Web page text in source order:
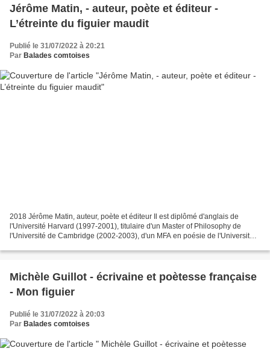
Jérôme Matin, - auteur, poète et éditeur -
L’étreinte du figuier maudit
Publié le 31/07/2022 à 20:21
Par Balades comtoises
2018 Jérôme Matin, auteur, poète et éditeur Il est diplômé d'anglais de
l'Université Harvard (1997-2001), titulaire d'un Master of Philosophy de
l'Université de Cambridge (2002-2003), d'un MFA en poésie de l'Université
Michèle Guillot - écrivaine et poètesse française
- Mon figuier
Publié le 31/07/2022 à 20:03
Par Balades comtoises